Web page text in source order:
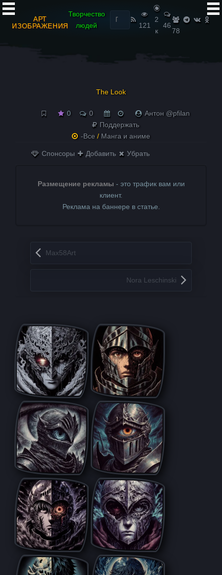
АРТ
ИЗОБРАЖЕНИЯ
Творчество
людей
Найти:
121
2
к
46
78
The Look
0 0
Антон @pfilan
Поддержать
-Все / Манга и аниме
Спонсоры Добавить Убрать
Размещение рекламы - это трафик вам или
клиент.
Реклама на баннере в статье.
Запись навигация
Max58Art
Nora Leschinski